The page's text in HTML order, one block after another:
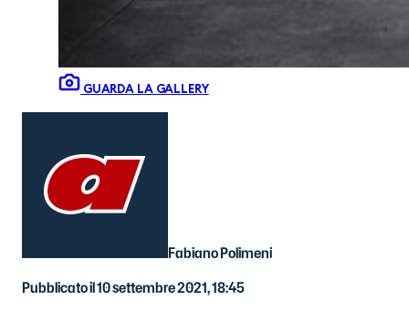
GUARDA LA GALLERY
Fabiano Polimeni
Pubblicato il 10 settembre 2021, 18:45